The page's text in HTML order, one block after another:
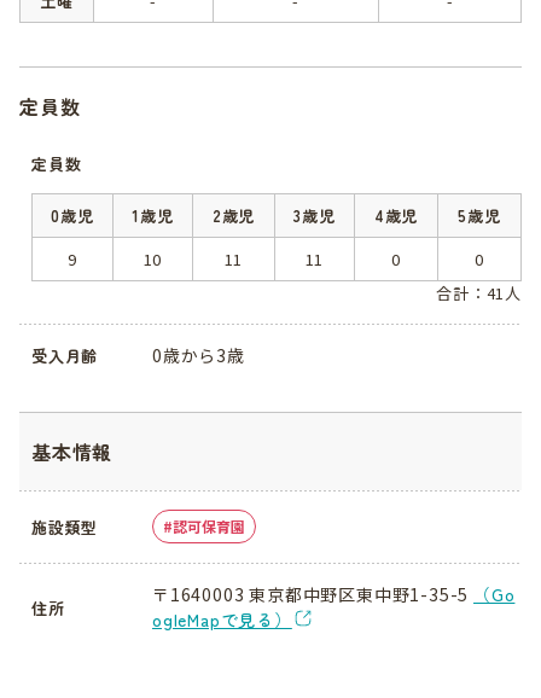
定員数
定員数
0歳児 1歳児 2歳児 3歳児 4歳児
5歳児
9
10 11 11 0
0
合計：41人
受入月齢 0歳から3歳
基本情報
施設類型 認可保育園
住所
〒1640003 東京都中野区東中野1-35-5
（Go
ogleMapで見る）